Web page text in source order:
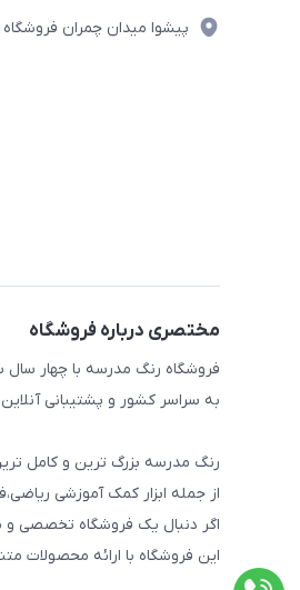
پیشوا میدان چمران
مختصری درباره فروشگاه
فروشگاه رنگ مدرسه با چهار سال
به سراسر کشور و پشتیبانی
رنگ مدرسه بزرگ ترین و کامل
از جمله ابزار کمک آموزشی
اگر دنبال یک فروشگاه تخصصی و
این فروشگاه با ارائه محصولات